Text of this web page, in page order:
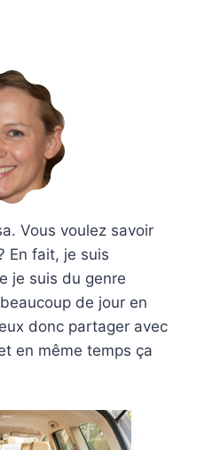
Vous voulez savoir
En fait, je suis
je suis du genre
de jour en
donc partager avec
en même temps ça